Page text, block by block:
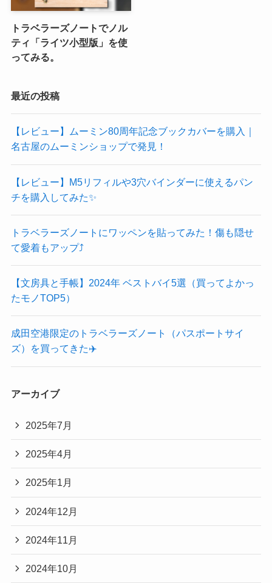
トラベラーズノートでノル
ティ「ライツ小型版」を使
ってみる。
最近の投稿
【レビュー】ムーミン80周年記念ブックカバーを購入｜
名古屋のムーミンショップで発見！
【レビュー】M5リフィルや3穴バインダーに使えるパン
チを購入してみた✨
トラベラーズノートにワッペンを貼ってみた！傷も隠せ
て愛着もアップ⤴️
【文房具と手帳】2024年 ベストバイ5選（買ってよかっ
たモノTOP5）
成田空港限定のトラベラーズノート（パスポートサイ
ズ）を買ってきた✈️
アーカイブ
2025年7月
2025年4月
2025年1月
2024年12月
2024年11月
2024年10月